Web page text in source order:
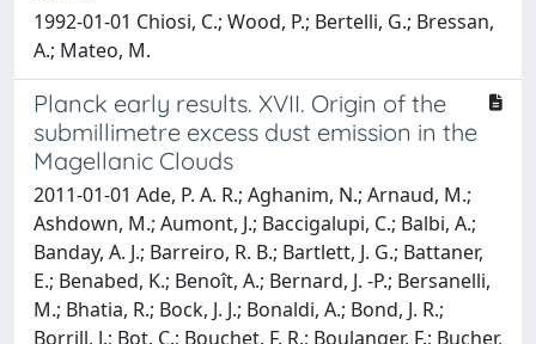
1992-01-01 Chiosi, C.; Wood, P.; Bertelli, G.; Bressan,
A.; Mateo, M.
Planck early results. XVII. Origin of the
submillimetre excess dust emission in the
Magellanic Clouds
2011-01-01 Ade, P. A. R.; Aghanim, N.; Arnaud, M.;
Ashdown, M.; Aumont, J.; Baccigalupi, C.; Balbi, A.;
Banday, A. J.; Barreiro, R. B.; Bartlett, J. G.; Battaner,
E.; Benabed, K.; Benoît, A.; Bernard, J. -P.; Bersanelli,
M.; Bhatia, R.; Bock, J. J.; Bonaldi, A.; Bond, J. R.;
Borrill, J.; Bot, C.; Bouchet, F. R.; Boulanger, F.; Bucher,